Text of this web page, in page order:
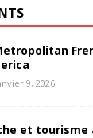
9, 2026
et tourisme